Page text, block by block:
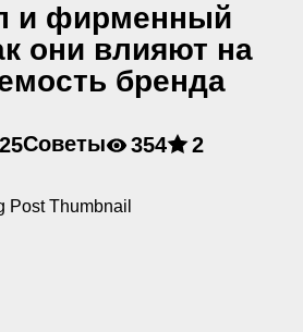
и фирменный
они влияют на
бренда
Советы 354 2